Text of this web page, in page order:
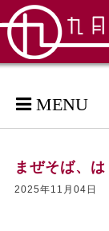
MENU
まぜそば、
2025年11月04日